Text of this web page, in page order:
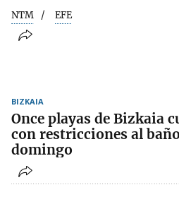
NTM EFE
BIZKAIA
Once playas de Bizkaia
con restricciones al
domingo